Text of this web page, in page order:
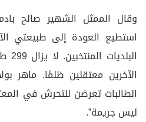
وقال الممثل الشهير صالح
استطيع العودة إلى طبيعتي
الآخرين معتقلين ظلمًا. ماهر
الطالبات تعرضن للتحرش في
ليس جريمة”.